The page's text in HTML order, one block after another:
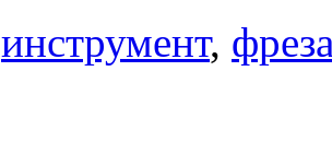
инструмент,